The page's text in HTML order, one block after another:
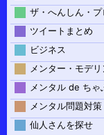
ザ・へんしん・プ
ツイートまとめ
ビジネス
メンター・モデ
メンタル de ちゃ
メンタル問題対策
仙人さんを探せ